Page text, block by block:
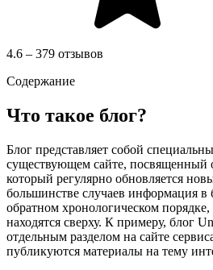
4.6 – 379 отзывов
Содержание
Что такое блог?
Блог представляет собой
существующем сайте, посвященный
который регулярно обновляется
большинстве случаев информация в
обратном хронологическом порядке,
находятся сверху. К примеру, блог
отдельным разделом на сайте
публикуются материалы на тему